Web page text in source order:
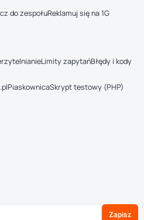
do zespołuReklamuj się na 1G
Limity zapytańBłędy i kody
PiaskownicaSkrypt testowy (PHP)
Zapisz